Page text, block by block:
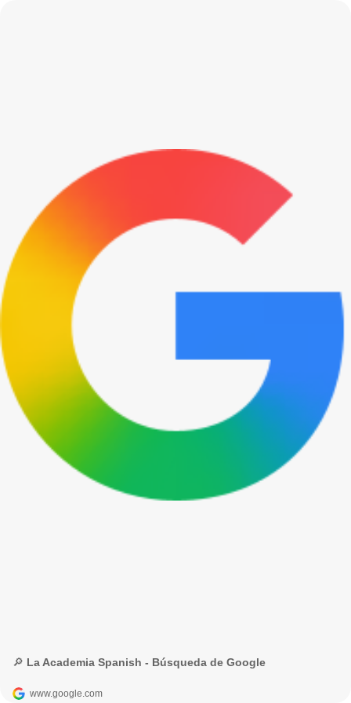
🔎 La Academia Spanish - Búsqueda de Google
www.google.com